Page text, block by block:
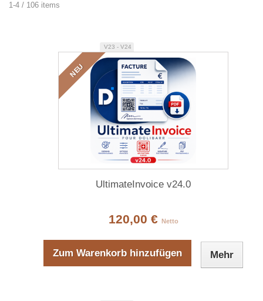
1-4 / 106 items
NEU
V23 - V24
UltimateInvoice v24.0
120,00 € Netto
Zum Warenkorb hinzufügen Mehr